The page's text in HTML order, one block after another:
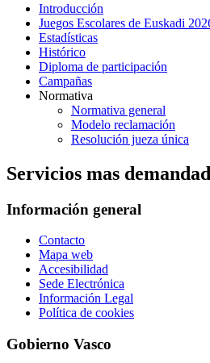
Introducción
Juegos Escolares de Euskadi
Estadísticas
Histórico
Diploma de participación
Campañas
Normativa
Normativa general
Modelo reclamación
Resolución jueza única
Servicios mas
Información general
Contacto
Mapa web
Accesibilidad
Sede Electrónica
Información Legal
Política de cookies
Gobierno Vasco